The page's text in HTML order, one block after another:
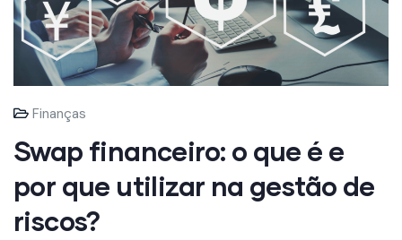
Finanças
Swap financeiro: o que é e
por que utilizar na gestão de
riscos?